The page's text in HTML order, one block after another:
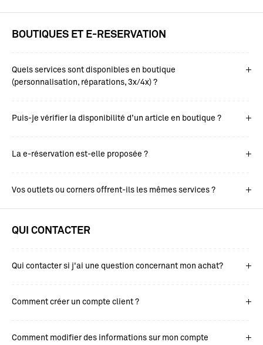
BOUTIQUES ET E-RESERVATION
Quels services sont disponibles en boutique
(personnalisation, réparations, 3x/4x) ?
Puis-je vérifier la disponibilité d’un article en boutique ?
La e-réservation est-elle proposée ?
Vos outlets ou corners offrent-ils les mêmes services ?
QUI CONTACTER
Qui contacter si j'ai une question concernant mon achat?
Comment créer un compte client ?
Comment modifier des informations sur mon compte